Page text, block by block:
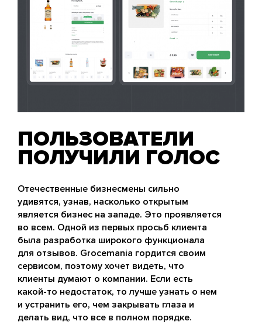
ПОЛЬЗОВАТЕЛИ
ПОЛУЧИЛИ ГОЛОС
Отечественные бизнесмены сильно
удивятся, узнав, насколько открытым
является бизнес на западе. Это проявляется
во всем. Одной из первых просьб клиента
была разработка широкого функционала
для отзывов. Grocemania гордится своим
сервисом, поэтому хочет видеть, что
клиенты думают о компании. Если есть
какой-то недостаток, то лучше узнать о нем
и устранить его, чем закрывать глаза и
делать вид, что все в полном порядке.